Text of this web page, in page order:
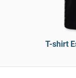
T-shirt